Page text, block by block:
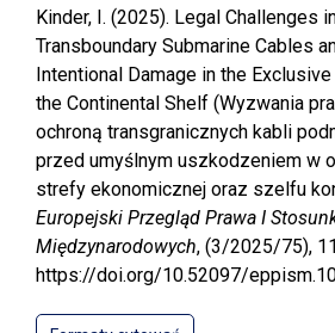
Kinder, I. (2025). Legal Challenges
Transboundary Submarine Cables
Intentional Damage in the
the Continental Shelf (Wyzwania
ochroną transgranicznych kabli
przed umyślnym uszkodzeniem w
strefy ekonomicznej oraz szelfu
Europejski Przegląd Prawa I
Międzynarodowych, (3/2025/75),
https://doi.org/10.52097/